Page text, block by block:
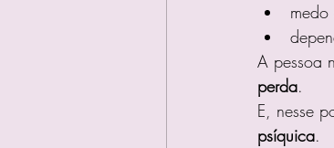
A pessoa
perda.
E, nesse
psíquica.